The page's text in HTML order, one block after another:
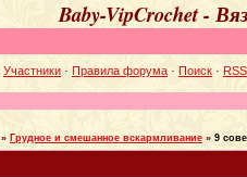
Baby-VipCrochet -
Участники · Правила форума · Поиск · RSS
» Грудное и смешанное вскармливание » 9